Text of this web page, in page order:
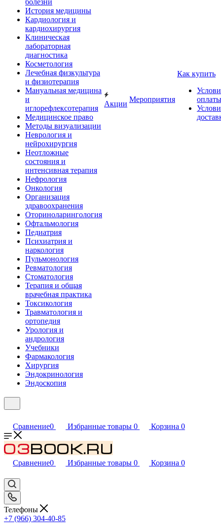
болезни
История медицины
Кардиология и
кардиохирургия
Клиническая
лабораторная
диагностика
Косметология
Лечебная физкультура
и физиотерапия
Мануальная медицина
и
иглорефлексотерапия
Медицинское право
Методы визуализации
Неврология и
нейрохирургия
Неотложные
состояния и
интенсивная терапия
Нефрология
Онкология
Организация
здравоохранения
Оториноларингология
Офтальмология
Педиатрия
Психиатрия и
наркология
Пульмонология
Ревматология
Стоматология
Терапия и общая
врачебная практика
Токсикология
Травматология и
ортопедия
Урология и
андрология
Учебники
Фармакология
Хирургия
Эндокринология
Эндоскопия
Акции
Мероприятия
Как купить
оплаты
Сравнение0 Избранные товары 0 Корзина 0
Сравнение0 Избранные товары 0 Корзина 0
Телефоны
+7 (966) 304-40-85